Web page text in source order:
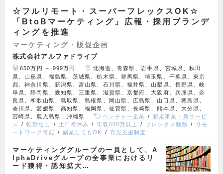
☆フルリモート・スーパーフレックスOK☆
「BtoBマーケティング」広報・採用ブランデ
ィングを推進
マーケティング・販促企画
株式会社アルファドライブ
650万円 ～ 999万円
北海道、青森県、岩手県、宮城県、秋田
県、山形県、福島県、茨城県、栃木県、群馬県、埼玉県、千葉県、東京
都、神奈川県、新潟県、富山県、石川県、福井県、山梨県、長野県、岐
阜県、静岡県、愛知県、三重県、滋賀県、京都府、大阪府、兵庫県、奈
良県、和歌山県、鳥取県、島根県、岡山県、広島県、山口県、徳島県、
香川県、愛媛県、高知県、福岡県、佐賀県、長崎県、熊本県、大分県、
宮崎県、鹿児島県、沖縄県
ベンチャー企業
新規事業・新サービ
ス
転勤なし 土日祝休み 年収600万以上 フレックス勤務
リモ
ートワーク可能
副業してもOK 育児支援制度
マーケティンググループの一員として、A
lphaDriveグループの全事業におけるリ
ード獲得・認知拡大…